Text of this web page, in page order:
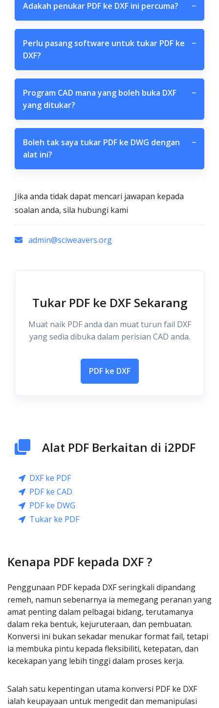
Adakah penukar PDF ke DXF ini percuma? −
Perlu pasang software untuk tukar PDF ke
DXF?
−
Program CAD mana yang boleh buka DXF
yang ditukar?
−
Boleh tak saya tukar PDF ke DWG dengan
alat ini?
−
Jika anda tidak dapat mencari jawapan kepada
soalan anda, sila hubungi kami
admin@sciweavers.org
Tukar PDF ke DXF Sekarang
Muat naik PDF anda dan muat turun fail DXF
yang sedia dibuka dalam perisian CAD anda.
PDF ke DXF
Alat PDF Berkaitan di i2PDF
DXF ke PDF
PDF ke CAD
PDF ke DWG
Tukar ke PDF
Kenapa PDF kepada DXF ?
Penggunaan PDF kepada DXF seringkali dipandang
remeh, namun sebenarnya ia memegang peranan yang
amat penting dalam pelbagai bidang, terutamanya
dalam reka bentuk, kejuruteraan, dan pembuatan.
Konversi ini bukan sekadar menukar format fail, tetapi
ia membuka pintu kepada fleksibiliti, ketepatan, dan
kecekapan yang lebih tinggi dalam proses kerja.
Salah satu kepentingan utama konversi PDF ke DXF
ialah keupayaan untuk mengedit dan memanipulasi